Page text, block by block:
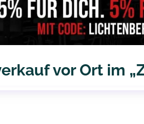
vor Ort im